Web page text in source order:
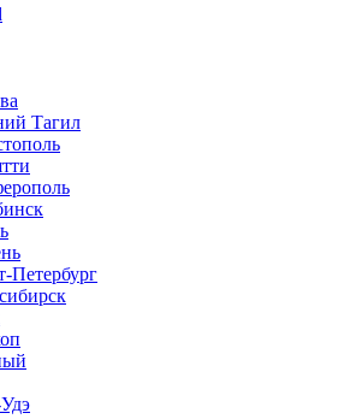
Тагил
Петербург